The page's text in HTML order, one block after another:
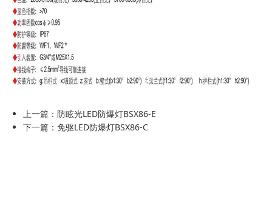
上一篇： 防眩光LED防爆灯BSX86-E
下一篇： 免驱LED防爆灯BSX86-C